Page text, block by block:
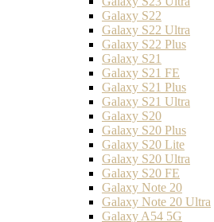
Galaxy S22
Galaxy S22 Ultra
Galaxy S22 Plus
Galaxy S21
Galaxy S21 FE
Galaxy S21 Plus
Galaxy S21 Ultra
Galaxy S20
Galaxy S20 Plus
Galaxy S20 Lite
Galaxy S20 Ultra
Galaxy S20 FE
Galaxy Note 20
Galaxy Note 20 Ultra
Galaxy A54 5G